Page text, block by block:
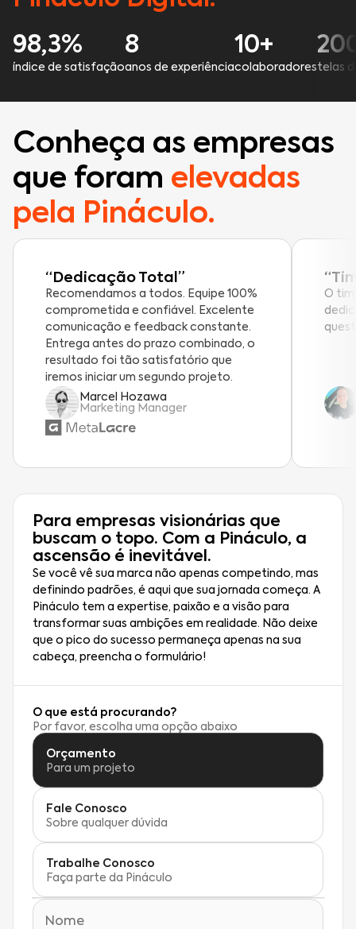
98,3%
índice de satisfação
8
anos de experiência
10+
colaboradorestelas
Conheça as empresas
que foram elevadas
pela Pináculo.
“Dedicação Total”
Recomendamos a todos. Equipe 100%
comprometida e confiável. Excelente
comunicação e feedback constante.
Entrega antes do prazo combinado, o
resultado foi tão satisfatório que
iremos iniciar um segundo projeto.
Marcel Hozawa
Marketing Manager
O
Para empresas visionárias que
buscam o topo. Com a Pináculo, a
ascensão é inevitável.
Se você vê sua marca não apenas competindo, mas
definindo padrões, é aqui que sua jornada começa. A
Pináculo tem a expertise, paixão e a visão para
transformar suas ambições em realidade. Não deixe
que o pico do sucesso permaneça apenas na sua
cabeça, preencha o formulário!
O que está procurando?
Por favor, escolha uma opção abaixo
Orçamento
Para um projeto
Fale Conosco
Sobre qualquer dúvida
Trabalhe Conosco
Faça parte da Pináculo
Nome